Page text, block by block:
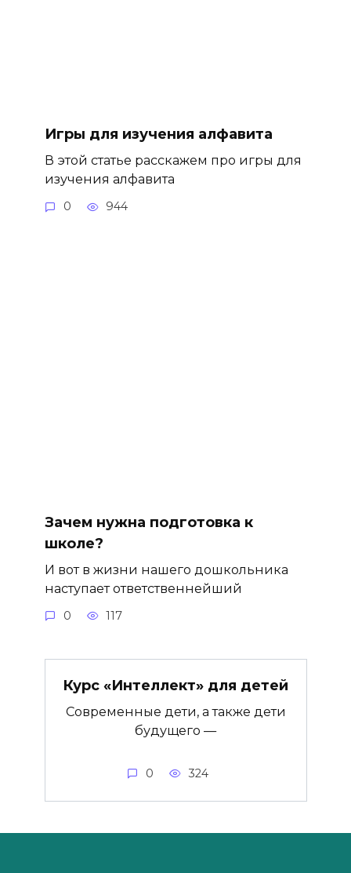
Игры для изучения алфавита
В этой статье расскажем про игры для
изучения алфавита
0 944
Зачем нужна подготовка к
школе?
И вот в жизни нашего дошкольника
наступает ответственнейший
0 117
Курс «Интеллект» для детей
Современные дети, а также дети
будущего —
0 324